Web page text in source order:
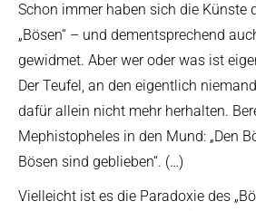
Schon immer haben sich die Künste
„Bösen“ – und dementsprechend
gewidmet. Aber wer oder was ist
Der Teufel, an den eigentlich
dafür allein nicht mehr herhalten.
Mephistopheles in den Mund: „Den
Bösen sind geblieben“. (…)
Vielleicht ist es die Paradoxie des